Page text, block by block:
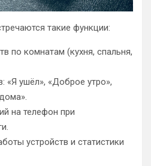
такие функции:
по комнатам (кухня, спальня,
«Я ушёл», «Доброе утро»,
на телефон при
устройств и статистики